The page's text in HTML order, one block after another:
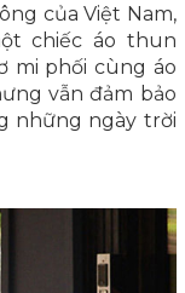
của Việt Nam,
chiếc áo thun
mi phối cùng áo
vẫn đảm bảo
những ngày trời